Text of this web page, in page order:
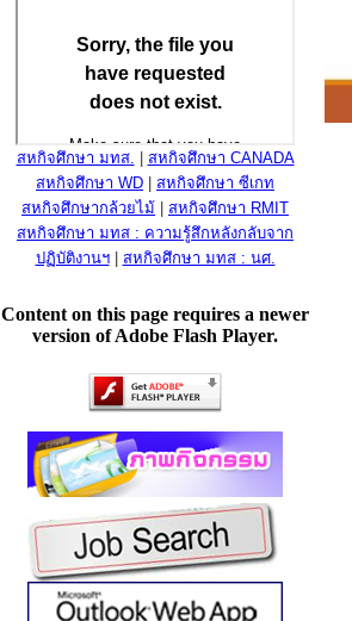
สหกิจศึกษา มทส.
สหกิจศึกษา CANADA
สหกิจศึกษา WD
สหกิจศึกษา ซีเกท
สหกิจศึกษากล้วยไม้
สหกิจศึกษา RMIT
สหกิจศึกษา มทส : ความรู้สึกหลังกลับจาก
ปฏิบัติงานฯ| สหกิจศึกษา มทส : นศ.
Content on this page requires a newer
version of Adobe Flash Player.